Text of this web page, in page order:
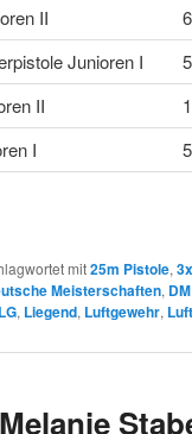
II
Junioren I
II
I
mit25m Pistole,
Meisterschaften, DM
LG, Liegend, Luftgewehr,